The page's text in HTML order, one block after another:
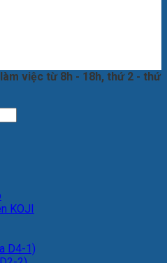
việc từ 8h - 18h, thứ 2 - thứ
KOJI
D4-1)